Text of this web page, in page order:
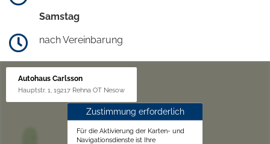
Samstag
nach Vereinbarung
Autohaus Carlsson
Hauptstr. 1, 19217 Rehna OT Nesow
Zustimmung erforderlich
Für die Aktivierung der Karten- und
Navigationsdienste ist Ihre